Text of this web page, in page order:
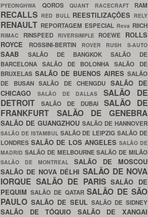
PYEONGHWA QOROS QUANT RACECRAFT RAM
RECALLS RED BULL REESTILIZAÇÕES RELY
RENAULT REPORTAGEM ESPECIAL Reva RIICH
RIMAC RINSPEED RIVERSIMPLE ROEWE ROLLS
ROYCE
ROSSINI-BERTIN ROVER RUSH S-AUTO
SAAB SALÃO DE BANGKOKSALÃO DE
BARCELONA SALÃO DE BOLONHASALÃO DE
BRUXELAS SALÃO DE BUENOS AIRES SALÃO
DE BUSAN SALÃO DE CHENGDU SALÃO DE
CHICAGO
SALÃO DE DALLASSALÃO DE
DETROIT
SALÃO DE DUBAI SALÃO DE
FRANKFURT SALÃO DE GENEBRA
SALÃO DE GUANGZHOU SALÃO DE HANNOVER
SALÃO DE ISTAMBUL SALÃO DE LEIPZIGSALÃO DE
LONDRESSALÃO DE LOS ANGELES SALÃO DE
MADRID SALÃO DE MELBOURNESALÃO DE MILÃO
SALÃO DE MONTREAL SALÃO DE MOSCOU
SALÃO DE NOVA DÉLHI SALÃO DE NOVA
IORQUE SALÃO DE PARISSALÃO DE
PEQUIM SALÃO DE QATARSALÃO DE SÃO
PAULO SALÃO DE SEUL SALÃO DE SIDNEY
SALÃO DE TÓQUIO SALÃO DE XANGAI